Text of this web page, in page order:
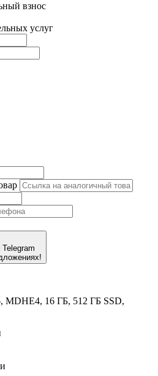
взнос
услуг
MDHE4, 16 ГБ, 512 ГБ SSD,